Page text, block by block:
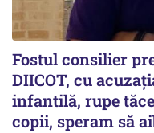
Fostul consilier
DIICOT, cu
infantilă, rupe
copii, speram să